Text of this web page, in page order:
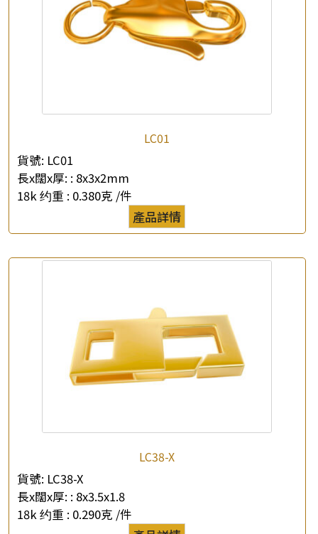
產品查詢
*你的名字
聯絡電話
查詢以下產品
LC01
貨號: LC01
長x闊x厚: : 8x3x2mm
18k 约重 : 0.380克 /件
產品詳情
LC38-X
貨號: LC38-X
長x闊x厚: : 8x3.5x1.8
18k 约重 : 0.290克 /件